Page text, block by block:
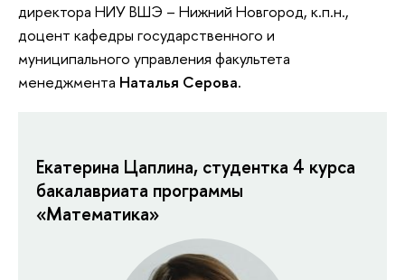
директора НИУ ВШЭ – Нижний Новгород, к.п.н.,
доцент кафедры государственного и
муниципального управления факультета
менеджмента Наталья Серова.
Екатерина Цаплина, студентка 4 курса
бакалавриата программы
«Математика»